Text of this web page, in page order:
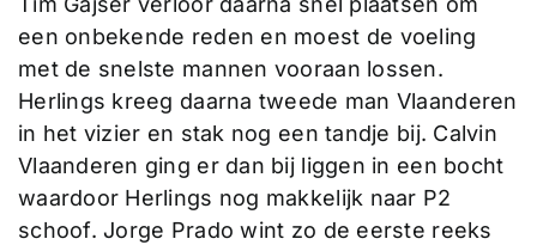
een onbekende reden en moest de voeling
met de snelste mannen vooraan lossen.
Herlings kreeg daarna tweede man Vlaanderen
in het vizier en stak nog een tandje bij. Calvin
Vlaanderen ging er dan bij liggen in een bocht
waardoor Herlings nog makkelijk naar P2
schoof. Jorge Prado wint zo de eerste reeks